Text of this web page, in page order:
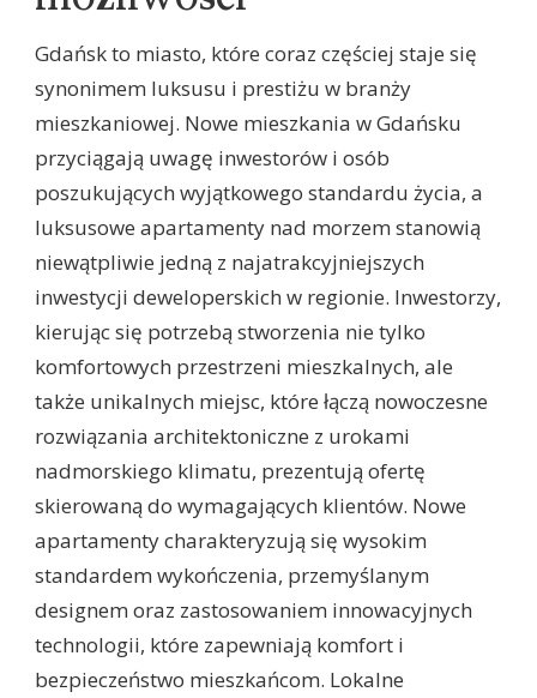
Gdańsk to miasto, które coraz częściej staje się
synonimem luksusu i prestiżu w branży
mieszkaniowej. Nowe mieszkania w Gdańsku
przyciągają uwagę inwestorów i osób
poszukujących wyjątkowego standardu życia, a
luksusowe apartamenty nad morzem stanowią
niewątpliwie jedną z najatrakcyjniejszych
inwestycji deweloperskich w regionie. Inwestorzy,
kierując się potrzebą stworzenia nie tylko
komfortowych przestrzeni mieszkalnych, ale
także unikalnych miejsc, które łączą nowoczesne
rozwiązania architektoniczne z urokami
nadmorskiego klimatu, prezentują ofertę
skierowaną do wymagających klientów. Nowe
apartamenty charakteryzują się wysokim
standardem wykończenia, przemyślanym
designem oraz zastosowaniem innowacyjnych
technologii, które zapewniają komfort i
bezpieczeństwo mieszkańcom. Lokalne